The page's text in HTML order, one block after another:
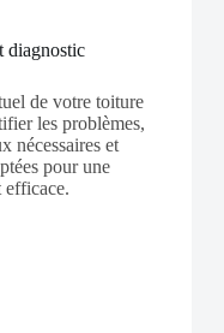
diagnostic
de votre toiture
les problèmes,
nécessaires et
pour une
efficace.